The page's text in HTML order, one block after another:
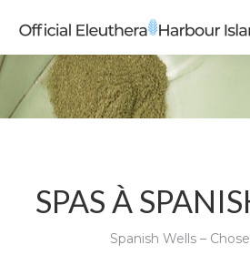
SPAS À
Spanish Wells –